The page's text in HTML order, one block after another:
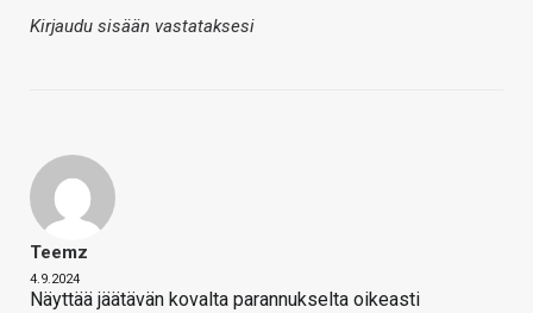
Kirjaudu sisään vastataksesi
Teemz
4.9.2024
Näyttää jäätävän kovalta parannukselta oikeasti